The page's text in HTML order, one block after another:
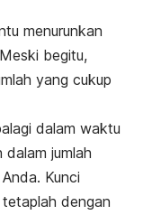
menurunkan
begitu,
yang cukup
dalam waktu
jumlah
Kunci
dengan